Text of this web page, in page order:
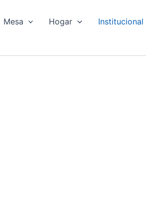
Mesa Hogar
Institucional